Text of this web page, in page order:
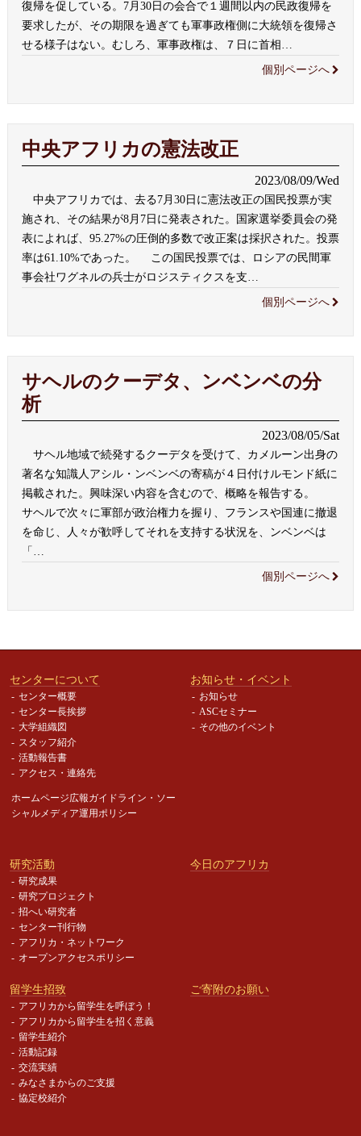
復帰を促している。7月30日の会合で１週間以内の民政復帰を
要求したが、その期限を過ぎても軍事政権側に大統領を復帰さ
せる様子はない。むしろ、軍事政権は、７日に首相
個別ページへ
中央アフリカの憲法改正
2023/08/09/Wed
中央アフリカでは、去る7月30日に憲法改正の国民投票が実
施され、その結果が8月7日に発表された。国家選挙委員会の発
表によれば、95.27%の圧倒的多数で改正案は採択された。投票
率は61.10%であった。 この国民投票では、ロシアの民間軍
事会社ワグネルの兵士がロジスティクスを支
個別ページへ
サヘルのクーデタ、ンベンベの分
析
2023/08/05/Sat
サヘル地域で続発するクーデタを受けて、カメルーン出身の
著名な知識人アシル・ンベンベの寄稿が４日付けルモンド紙に
掲載された。興味深い内容を含むので、概略を報告する。
サヘルで次々に軍部が政治権力を握り、フランスや国連に撤退
を命じ、人々が歓呼してそれを支持する状況を、ンベンベは
「
個別ページへ
センターについて
センター概要
センター長挨拶
大学組織図
スタッフ紹介
活動報告書
アクセス・連絡先
ホームページ広報ガイドライン・ ソー
シャルメディア運用ポリシー
お知らせ・イベント
お知らせ
ASCセミナー
その他のイベント
研究活動
研究成果
研究プロジェクト
招へい研究者
センター刊行物
アフリカ・ネットワーク
オープンアクセスポリシー
今日のアフリカ
留学生招致
アフリカから留学生を呼ぼう！
アフリカから留学生を招く意義
留学生紹介
活動記録
交流実績
みなさまからのご支援
協定校紹介
ご寄附のお願い